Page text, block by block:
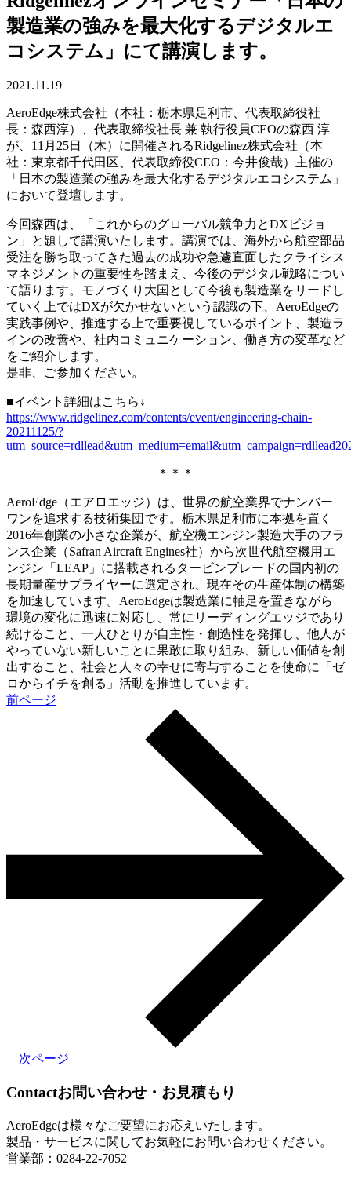
製造業の強みを最大化するデジタルエ
コシステム」にて講演します。
2021.11.19
AeroEdge株式会社（本社：栃木県足利市、代表取締役社
長：森西淳）、代表取締役社長 兼 執行役員CEOの森西 淳
が、11月25日（木）に開催されるRidgelinez株式会社（本
社：東京都千代田区、代表取締役CEO ：今井俊哉）主催の
「日本の製造業の強みを最大化するデジタルエコシステム」
において登壇します。
今回森西は、「これからのグローバル競争力とDXビジョ
ン」と題して講演いたします。講演では、海外から航空部品
受注を勝ち取ってきた過去の成功や急遽直面したクライシス
マネジメントの重要性を踏まえ、今後のデジタル戦略につい
て語ります。モノづくり大国として今後も製造業をリードし
ていく上ではDXが欠かせないという認識の下、AeroEdgeの
実践事例や、推進する上で重要視しているポイント、製造ラ
インの改善や、社内コミュニケーション、働き方の変革など
をご紹介します。
是非、ご参加ください。
■イベント詳細はこちら↓
https://www.ridgelinez.com/contents/event/engineering-chain-
20211125/?
＊＊＊
AeroEdge（エアロエッジ）は、世界の航空業界でナンバー
ワンを追求する技術集団です。栃木県足利市に本拠を置く
2016年創業の小さな企業が、航空機エンジン製造大手のフラ
ンス企業（Safran Aircraft Engines社）から次世代航空機用エ
ンジン「LEAP」に搭載されるタービンブレードの国内初の
長期量産サプライヤーに選定され、現在その生産体制の構築
を加速しています。AeroEdgeは製造業に軸足を置きながら
環境の変化に迅速に対応し、常にリーディングエッジであり
続けること、一人ひとりが自主性・創造性を発揮し、他人が
やっていない新しいことに果敢に取り組み、新しい価値を創
出すること、社会と人々の幸せに寄与することを使命に「ゼ
ロからイチを創る」活動を推進しています。
前ページ
次ページ
Contactお問い合わせ・お見積もり
AeroEdgeは様々なご要望にお応えいたします。
製品・サービスに関してお気軽にお問い合わせください。
営業部：0284-22-7052